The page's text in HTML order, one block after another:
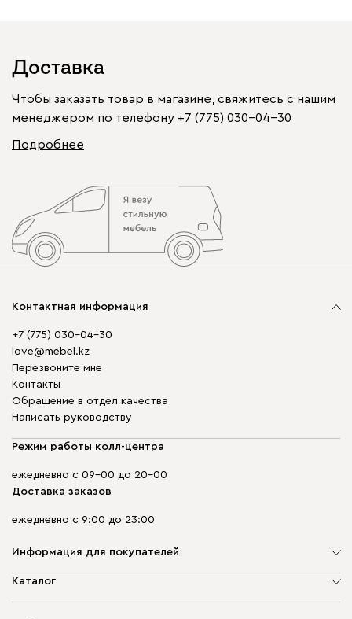
Доставка
Чтобы заказать товар в магазине, свяжитесь с нашим
менеджером по телефону +7 (775) 030-04-30
Подробнее
Контактная информация
+7 (775) 030-04-30
love@mebel.kz
Перезвоните мне
Контакты
Обращение в отдел качества
Написать руководству
Режим работы колл-центра
ежедневно с 09-00 до 20-00
Доставка заказов
ежедневно с 9:00 до 23:00
Информация для покупателей
О компании
Каталог